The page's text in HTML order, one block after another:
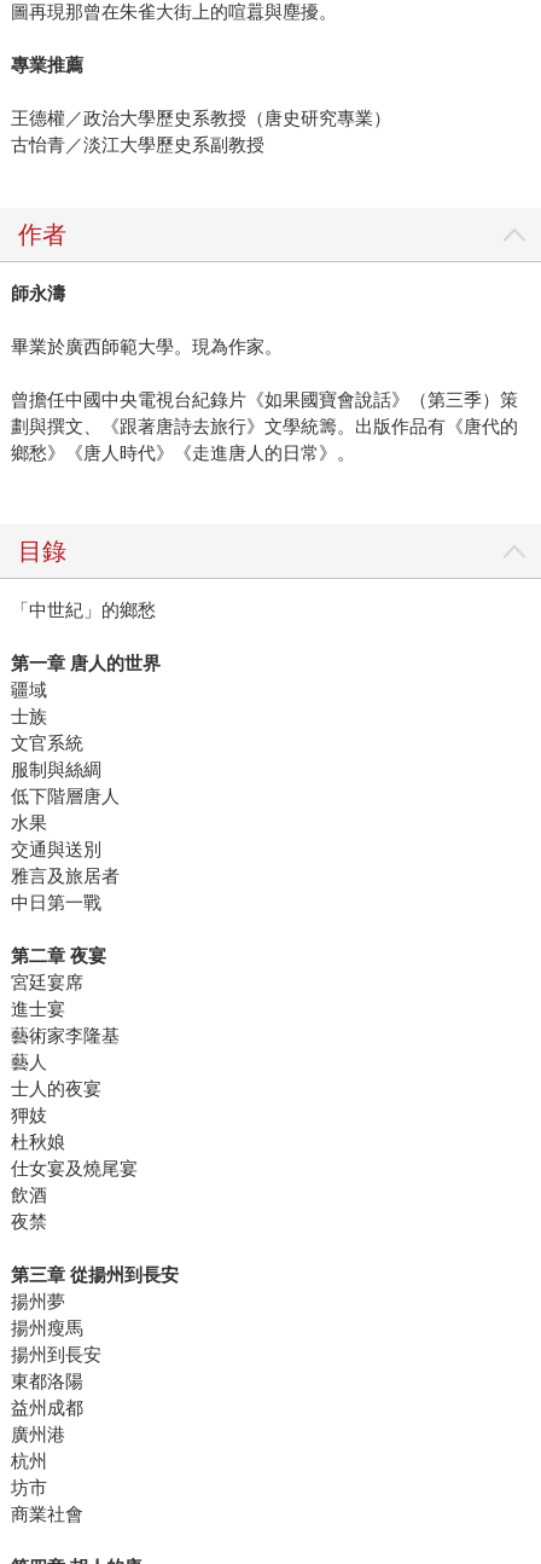
圖再現那曾在朱雀大街上的喧囂與塵擾。
專業推薦
王德權／政治大學歷史系教授（唐史研究專業）
古怡青／淡江大學歷史系副教授
作者
師永濤
畢業於廣西師範大學。現為作家。
曾擔任中國中央電視台紀錄片《如果國寶會說話》（第三季）策
劃與撰文、《跟著唐詩去旅行》文學統籌。出版作品有《唐代的
鄉愁》《唐人時代》《走進唐人的日常》。
目錄
「中世紀」的鄉愁
第一章 唐人的世界
疆域
士族
文官系統
服制與絲綢
低下階層唐人
水果
交通與送別
雅言及旅居者
中日第一戰
第二章 夜宴
宮廷宴席
進士宴
藝術家李隆基
藝人
士人的夜宴
狎妓
杜秋娘
仕女宴及燒尾宴
飲酒
夜禁
第三章 從揚州到長安
揚州夢
揚州瘦馬
揚州到長安
東都洛陽
益州成都
廣州港
杭州
坊市
商業社會